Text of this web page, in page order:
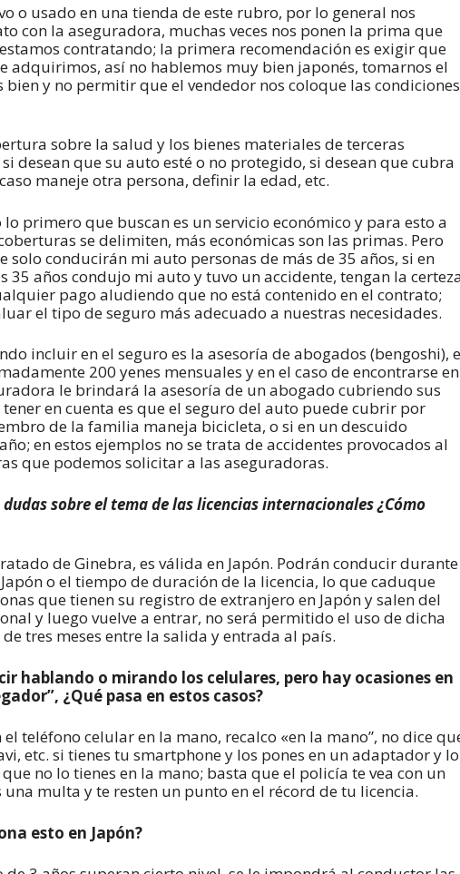
o usado en una tienda de este rubro, por lo general nos
con la aseguradora, muchas veces nos ponen la prima que
contratando; la primera recomendación es exigir que
adquirimos, así no hablemos muy bien japonés, tomarnos el
y no permitir que el vendedor nos coloque las condiciones
sobre la salud y los bienes materiales de terceras
desean que su auto esté o no protegido, si desean que cubra
maneje otra persona, definir la edad, etc.
primero que buscan es un servicio económico y para esto a
se delimiten, más económicas son las primas. Pero
solo conducirán mi auto personas de más de 35 años, si en
años condujo mi auto y tuvo un accidente, tengan la
pago aludiendo que no está contenido en el contrato;
el tipo de seguro más adecuado a nuestras necesidades.
incluir en el seguro es la asesoría de abogados (bengoshi),
200 yenes mensuales y en el caso de encontrarse en
le brindará la asesoría de un abogado cubriendo sus
en cuenta es que el seguro del auto puede cubrir por
de la familia maneja bicicleta, o si en un descuido
en estos ejemplos no se trata de accidentes provocados al
que podemos solicitar a las aseguradoras.
sobre el tema de las licencias internacionales ¿Cómo
de Ginebra, es válida en Japón. Podrán conducir durante
o el tiempo de duración de la licencia, lo que caduque
que tienen su registro de extranjero en Japón y salen del
y luego vuelve a entrar, no será permitido el uso de dicha
tres meses entre la salida y entrada al país.
hablando o mirando los celulares, pero hay ocasiones en
¿Qué pasa en estos casos?
teléfono celular en la mano, recalco «en la mano”, no dice
etc. si tienes tu smartphone y los pones en un adaptador y lo
no lo tienes en la mano; basta que el policía te vea con un
multa y te resten un punto en el récord de tu licencia.
esto en Japón?